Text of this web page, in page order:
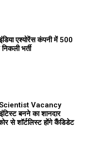
एश्योरेंस कंपनी में 500
भर्ती
Vacancy
बनने का शानदार
से शॉर्टलिस्ट होंगे कैंडिडेट